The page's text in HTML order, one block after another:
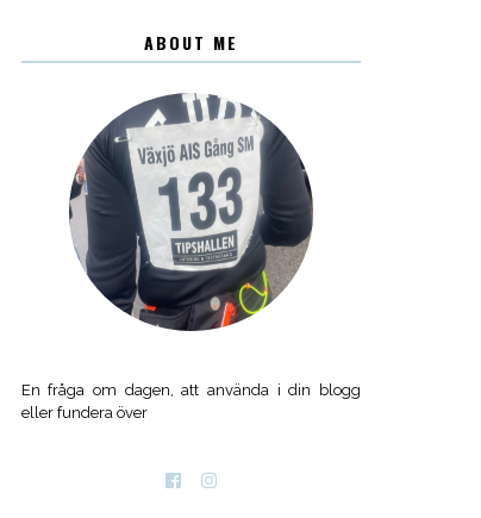
ABOUT ME
En fråga om dagen, att använda i din blogg
eller fundera över